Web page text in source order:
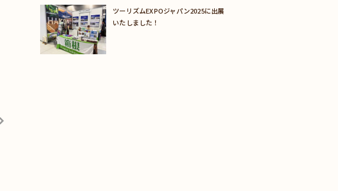
ツーリズムEXPOジャパン2025に出展
いたしました！